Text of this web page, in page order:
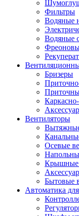
Фильтры
Водяные
Водяные
Бризеры
Вентиляторы
Осевые
Крышные
Бытовые
Автоматика